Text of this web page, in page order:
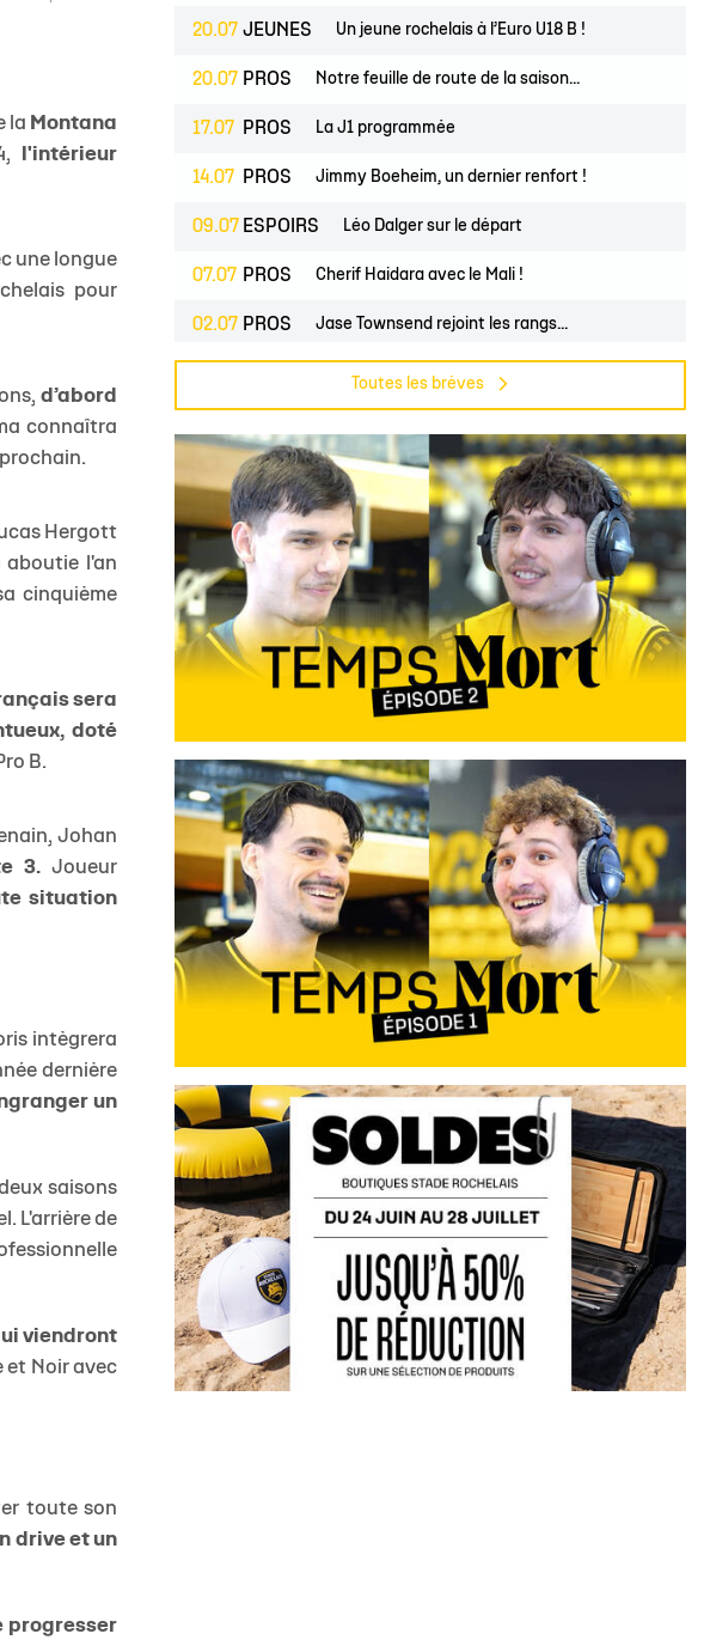
la Montana
l'intérieur
une longue
pour
d’abord
connaîtra
Hergott
aboutie l'an
cinquième
sera
doté
B.
Johan
3.Joueur
situation
intègrera
dernière
un
saisons
L'arrière de
viendront
et Noir avec
toute son
drive et un
progresser
20.07 JEUNES Un jeune rochelais à l’Euro U18 B !
20.07 PROS Notre feuille de route de la saison...
17.07 PROS La J1 programmée
14.07 PROS Jimmy Boeheim, un dernier renfort !
09.07 ESPOIRS Léo Dalger sur le départ
07.07 PROS Cherif Haidara avec le Mali !
02.07 PROS Jase Townsend rejoint les rangs...
Le Club une nouvelle fois labellisé...
Toutes les brèves